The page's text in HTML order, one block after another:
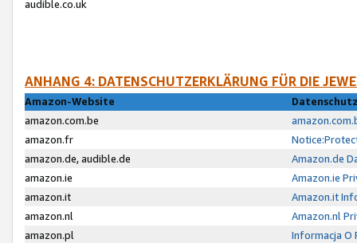
audible.co.uk
ANHANG 4: DATENSCHUTZERKLÄRUNG FÜR DIE
Amazon-Website
amazon.com.be
amazon.fr
amazon.de, audible.de
Amazon.de
amazon.ie
Amazon.ie
amazon.it
Amazon.it
amazon.nl
Amazon.nl
amazon.pl
Informacja O